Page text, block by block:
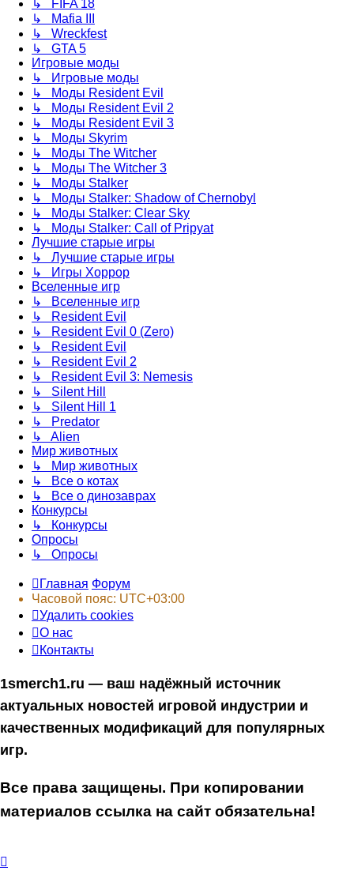
↳ FIFA 18
↳ Mafia III
↳ Wreckfest
↳ GTA 5
Игровые моды
↳ Игровые моды
↳ Моды Resident Evil
↳ Моды Resident Evil 2
↳ Моды Resident Evil 3
↳ Моды Skyrim
↳ Моды The Witcher
↳ Моды The Witcher 3
↳ Моды Stalker
↳ Моды Stalker: Shadow of Chernobyl
↳ Моды Stalker: Clear Sky
↳ Моды Stalker: Call of Pripyat
Лучшие старые игры
↳ Лучшие старые игры
↳ Игры Хоррор
Вселенные игр
↳ Вселенные игр
↳ Resident Evil
↳ Resident Evil 0 (Zero)
↳ Resident Evil
↳ Resident Evil 2
↳ Resident Evil 3: Nemesis
↳ Silent Hill
↳ Silent Hill 1
↳ Predator
↳ Alien
Мир животных
↳ Мир животных
↳ Все о котах
↳ Все о динозаврах
Конкурсы
↳ Конкурсы
Опросы
↳ Опросы
Главная Форум
Часовой пояс: UTC+03:00
Удалить cookies
О нас
Контакты
1smerch1.ru — ваш надёжный источник
актуальных новостей игровой индустрии и
качественных модификаций для популярных
игр.
Все права защищены. При копировании
материалов ссылка на сайт обязательна!